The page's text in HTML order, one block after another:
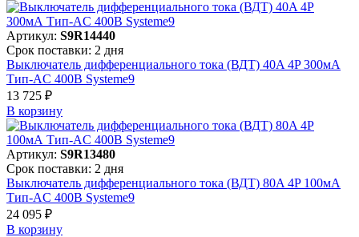
Артикул: S9R14440
Срок поставки: 2 дня
Выключатель дифференциального тока (ВДТ) 40A 4P 300мА
Тип-AC 400В Systeme9
13 725 ₽
В корзинy
Артикул: S9R13480
Срок поставки: 2 дня
Выключатель дифференциального тока (ВДТ) 80A 4P 100мА
Тип-AC 400В Systeme9
24 095 ₽
В корзинy